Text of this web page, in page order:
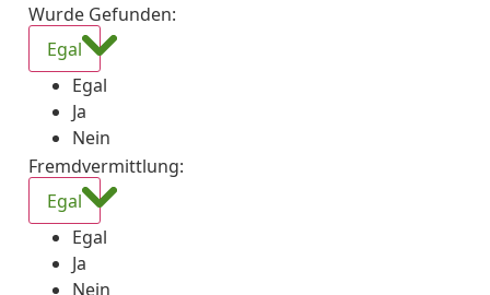
Wurde Gefunden:
Egal
Egal
Ja
Nein
Fremdvermittlung:
Egal
Egal
Ja
Nein